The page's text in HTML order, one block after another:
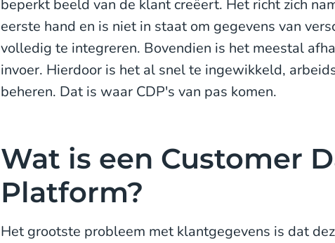
beperkt beeld van de klant creëert. Het richt zich
eerste hand en is niet in staat om gegevens van
volledig te integreren. Bovendien is het meestal
invoer. Hierdoor is het al snel te ingewikkeld,
beheren. Dat is waar CDP's van pas komen.
Wat is een Customer
Platform?
Het grootste probleem met klantgegevens is dat